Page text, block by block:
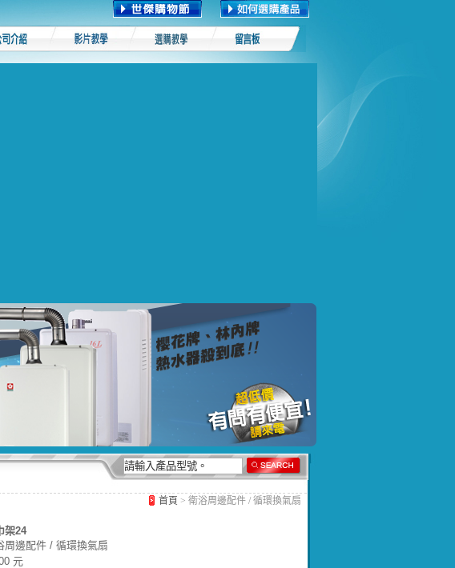
首頁 > 衛浴周邊配件 / 循環換氣扇
架24
周邊配件 / 循環換氣扇
元